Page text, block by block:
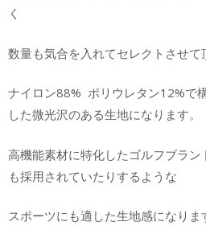
く
数量も気合を入れてセレクトさせて
ナイロン88% ポリウレタン12%で
した微光沢のある生地になります。
高機能素材に特化したゴルフブラ
も採用されていたりするような
スポーツにも適した生地感になりま